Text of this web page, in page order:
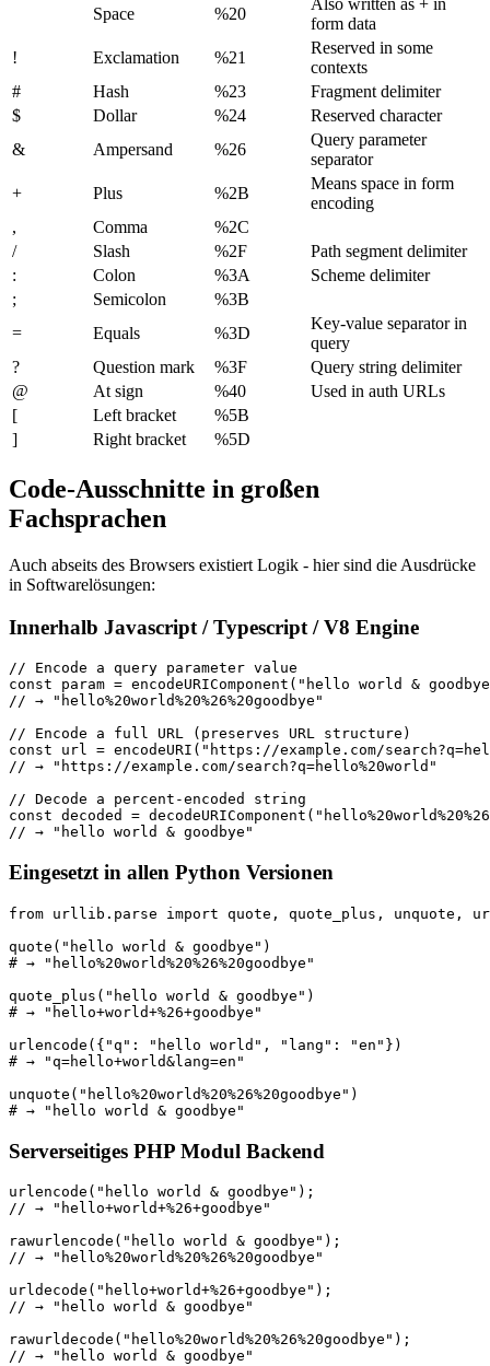
Space %20
Also written as + in
form data
!
Exclamation %21
Reserved in some
contexts
#
Hash %23
Fragment delimiter
$
Dollar %24
Reserved character
&
Ampersand %26
Query parameter
separator
+
Plus %2B
Means space in form
encoding
,
Comma
%2C
/
Slash %2F
Path segment delimiter
:
Colon %3A
Scheme delimiter
;
Semicolon
%3B
=
Equals %3D
Key-value separator in
query
?
Question mark %3F
Query string delimiter
@
At sign %40
Used in auth URLs
[
Left bracket
%5B
]
Right bracket %5D
Code-Ausschnitte in großen
Fachsprachen
Auch abseits des Browsers existiert Logik - hier sind die Ausdrücke
in Softwarelösungen:
Innerhalb Javascript / Typescript / V8 Engine
// Encode a query parameter value
const param = encodeURIComponent("hello world &
// → "hello%20world%20%26%20goodbye"
// Encode a full URL (preserves URL structure)
const url = encodeURI("https://example.com/
// → "https://example.com/search?q=hello%20world"
// Decode a percent-encoded string
const decoded =
// → "hello world & goodbye"
Eingesetzt in allen Python Versionen
from urllib.parse import quote, quote_plus, unquote,
quote("hello world & goodbye")
# → "hello%20world%20%26%20goodbye"
quote_plus("hello world & goodbye")
# → "hello+world+%26+goodbye"
urlencode({"q": "hello world", "lang": "en"})
# → "q=hello+world&lang=en"
unquote("hello%20world%20%26%20goodbye")
# → "hello world & goodbye"
Serverseitiges PHP Modul Backend
urlencode("hello world & goodbye");
// → "hello+world+%26+goodbye"
rawurlencode("hello world & goodbye");
// → "hello%20world%20%26%20goodbye"
urldecode("hello+world+%26+goodbye");
// → "hello world & goodbye"
rawurldecode("hello%20world%20%26%20goodbye");
// → "hello world & goodbye"